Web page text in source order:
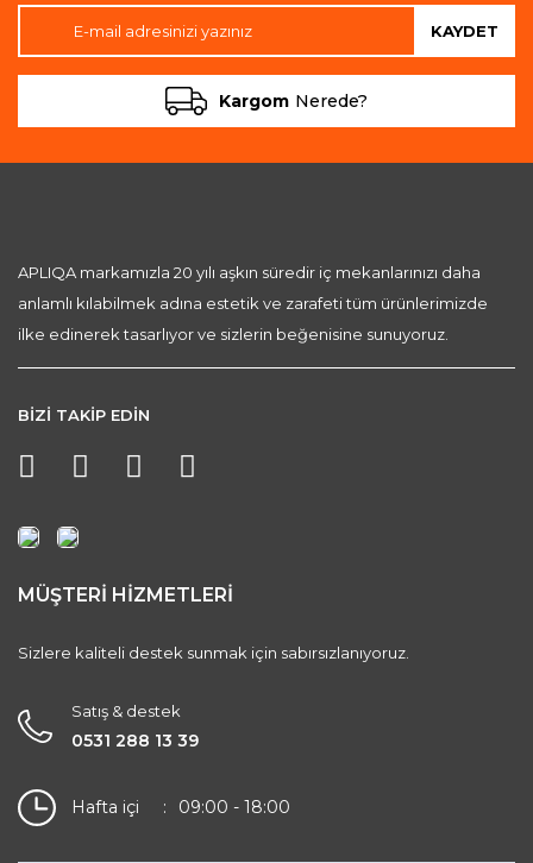
KAYDET
Kargom Nerede?
APLIQA markamızla 20 yılı aşkın süredir iç mekanlarınızı daha
anlamlı kılabilmek adına estetik ve zarafeti tüm ürünlerimizde
ilke edinerek tasarlıyor ve sizlerin beğenisine sunuyoruz.
BİZİ TAKİP EDİN
MÜŞTERİ HİZMETLERİ
Sizlere kaliteli destek sunmak için sabırsızlanıyoruz.
Satış & destek
0531 288 13 39
Hafta içi 09:00 - 18:00